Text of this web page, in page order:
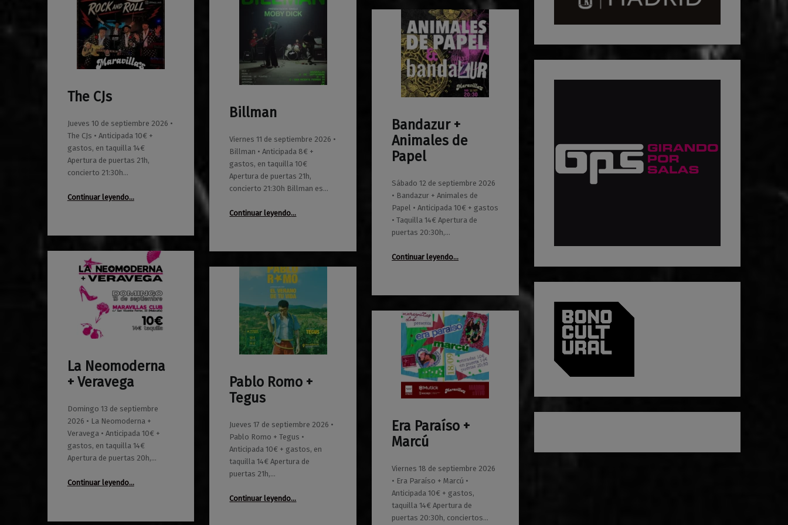
The CJs
Jueves 10 de septiembre 2026 •
The CJs • Anticipada 10€ +
gastos, en taquilla 14€
Apertura de puertas 21h,
concierto 21:30h…
Continuar leyendo…
01/06/2026
Billman
Viernes 11 de septiembre 2026 •
Billman • Anticipada 8€ +
gastos, en taquilla 10€
Apertura de puertas 21h,
concierto 21:30h Billman es…
Continuar leyendo…
01/06/2026
0
Maravillas
Bandazur +
Animales de
Papel
Sábado 12 de septiembre 2026
• Bandazur + Animales de
Papel • Anticipada 10€ + gastos
• Taquilla 14€ Apertura de
puertas 20:30h,…
Continuar leyendo…
01/06/2026
0
Maravillas
La Neomoderna
+ Veravega
Domingo 13 de septiembre
2026 • La Neomoderna +
Veravega • Anticipada 10€ +
gastos, en taquilla 14€
Apertura de puertas 20h,…
Continuar leyendo…
01/06/2026
0
Maravillas
Pablo Romo +
Tegus
Jueves 17 de septiembre 2026 •
Pablo Romo + Tegus •
Anticipada 10€ + gastos, en
taquilla 14€ Apertura de
puertas 21h,…
Continuar leyendo…
01/06/2026
0
Maravillas
Era Paraíso +
Marcú
Viernes 18 de septiembre 2026
• Era Paraíso + Marcú •
Anticipada 10€ + gastos,
taquilla 14€ Apertura de
puertas 20:30h, conciertos…
01/06/2026
0
Maravillas